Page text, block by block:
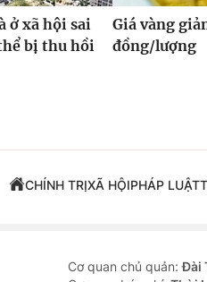
ở xã hội sai
bị thu hồi
Giá vàng
đồng/lượng
CHÍNH TRỊXÃ HỘIPHÁP LUẬT
Cơ quan chủ quản:Đài